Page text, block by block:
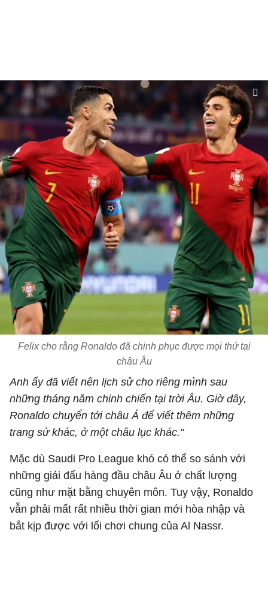
Felix cho rằng Ronaldo đã chinh phục được mọi thứ tại
châu Âu
Anh ấy đã viết nên lịch sử cho riêng mình sau
những tháng năm chinh chiến tại trời Âu. Giờ đây,
Ronaldo chuyển tới châu Á để viết thêm những
trang sử khác, ở một châu lục khác."
Mặc dù Saudi Pro League khó có thể so sánh với
những giải đấu hàng đầu châu Âu ở chất lượng
cũng như mặt bằng chuyên môn. Tuy vậy, Ronaldo
vẫn phải mất rất nhiều thời gian mới hòa nhập và
bắt kịp được với lối chơi chung của Al Nassr.